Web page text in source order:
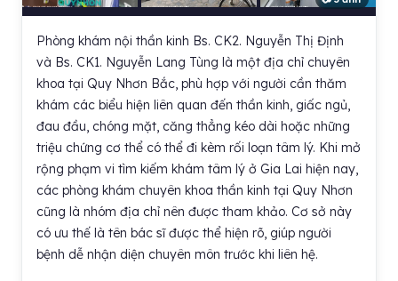
Phòng khám nội thần kinh Bs. CK2. Nguyễn Thị Định
và Bs. CK1. Nguyễn Lang Tùng là một địa chỉ chuyên
khoa tại Quy Nhơn Bắc, phù hợp với người cần thăm
khám các biểu hiện liên quan đến thần kinh, giấc ngủ,
đau đầu, chóng mặt, căng thẳng kéo dài hoặc những
triệu chứng cơ thể có thể đi kèm rối loạn tâm lý. Khi mở
rộng phạm vi tìm kiếm khám tâm lý ở Gia Lai hiện nay,
các phòng khám chuyên khoa thần kinh tại Quy Nhơn
cũng là nhóm địa chỉ nên được tham khảo. Cơ sở này
có ưu thế là tên bác sĩ được thể hiện rõ, giúp người
bệnh dễ nhận diện chuyên môn trước khi liên hệ.